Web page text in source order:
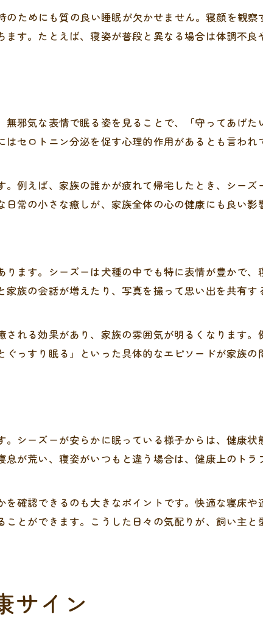
膚・被毛ケアの関係性
きる寝顔時のお手入れ
する睡眠時間の理由を解説
犬の特徴と飼い主の心得
に過ごすコツとは
寝顔と睡眠パターン
ー犬の顔周りお手入れ術
シーズーケアポイント
トラブル予防の関係
のためにも質の良い睡眠が欠かせません。寝顔を観
す。たとえば、寝姿が普段と異なる場合は体調不良
邪気な表情で眠る姿を見ることで、「守ってあげた
セロトニン分泌を促す心理的作用があるとも言われ
例えば、家族の誰かが疲れて帰宅したとき、シーズ
常の小さな癒しが、家族全体の心の健康にも良い影
ます。シーズーは犬種の中でも特に表情が豊かで、
族の会話が増えたり、写真を撮って思い出を共有す
れる効果があり、家族の雰囲気が明るくなります。
っすり眠る」といった具体的なエピソードが家族の
シーズーが安らかに眠っている様子からは、健康状
が荒い、寝姿がいつもと違う場合は、健康上のトラ
確認できるのも大きなポイントです。快適な寝床や
とができます。こうした日々の気配りが、飼い主と
サイン